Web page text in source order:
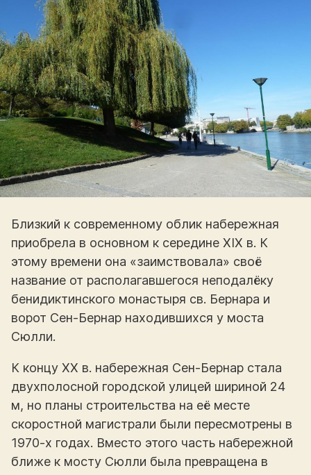
Близкий к современному облик набережная
приобрела в основном к середине XIX в. К
этому времени она «заимствовала» своё
название от располагавшегося неподалёку
бенидиктинского монастыря св. Бернара и
ворот Сен-Бернар находившихся у моста
Сюлли.
К концу XX в. набережная Сен-Бернар стала
двухполосной городской улицей шириной 24
м, но планы строительства на её месте
скоростной магистрали были пересмотрены в
1970-х годах. Вместо этого часть набережной
ближе к мосту Сюлли была превращена в